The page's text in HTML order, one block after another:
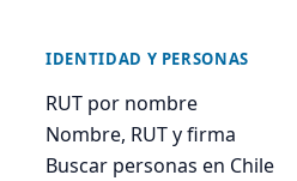
IDENTIDAD Y PERSONAS
RUT por nombre
Nombre, RUT y firma
Buscar personas en Chile